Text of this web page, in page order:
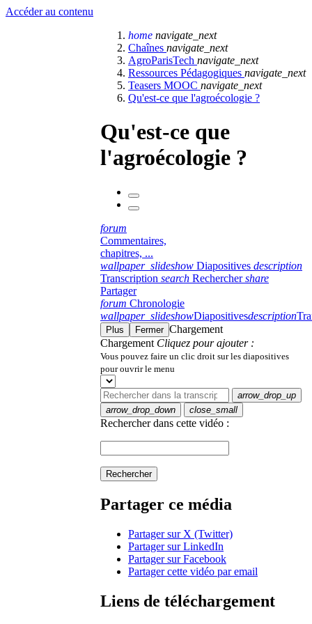
Accéder au contenu
home navigate_next
Chaînes navigate_next
AgroParisTech navigate_next
Ressources Pédagogiques navigate_next
Teasers MOOC navigate_next
Qu'est-ce que l'agroécologie ?
Qu'est-ce que
l'agroécologie ?
forum
Commentaires,
chapitres, ...
wallpaper_slideshow Diapositives description
Transcription search Rechercher share
Partager
forum Chronologie
wallpaper_slideshowDiapositivesdescription
Plus Fermer Chargement
Chargement Cliquez pour ajouter :
Vous pouvez faire un clic droit sur les diapositives
pour ouvrir le menu
arrow_drop_up
arrow_drop_down
close_small
Rechercher dans cette vidéo :
Rechercher
Partager ce média
Partager sur X (Twitter)
Partager sur LinkedIn
Partager sur Facebook
Partager cette vidéo par email
Liens de téléchargement